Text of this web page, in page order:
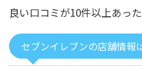
良い口コミが10件以上あっ
セブンイレブンの店舗情報